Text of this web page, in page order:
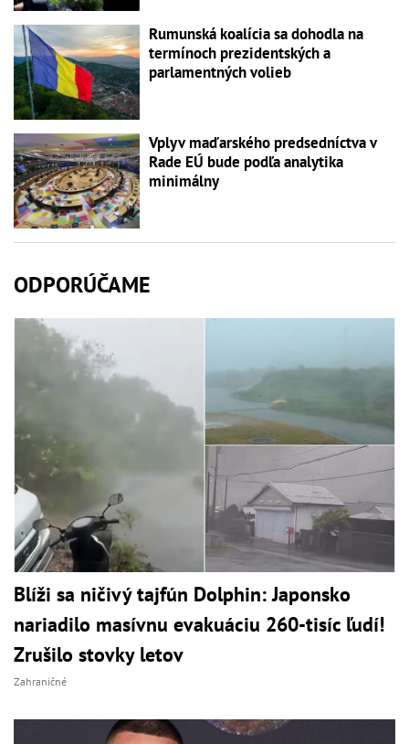
Rumunská koalícia sa dohodla na
termínoch prezidentských a
parlamentných volieb
Vplyv maďarského predsedníctva v
Rade EÚ bude podľa analytika
minimálny
ODPORÚČAME
Blíži sa ničivý tajfún Dolphin: Japonsko
nariadilo masívnu evakuáciu 260-tisíc ľudí!
Zrušilo stovky letov
Zahraničné